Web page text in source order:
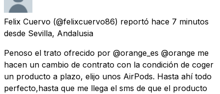
Felix Cuervo (@felixcuervo86) reportó hace 7 minutos
desde Sevilla, Andalusia
Penoso el trato ofrecido por @orange_es @orange me
hacen un cambio de contrato con la condición de coger
un producto a plazo, elijo unos AirPods. Hasta ahí todo
perfecto,hasta que me llega el sms de que el producto